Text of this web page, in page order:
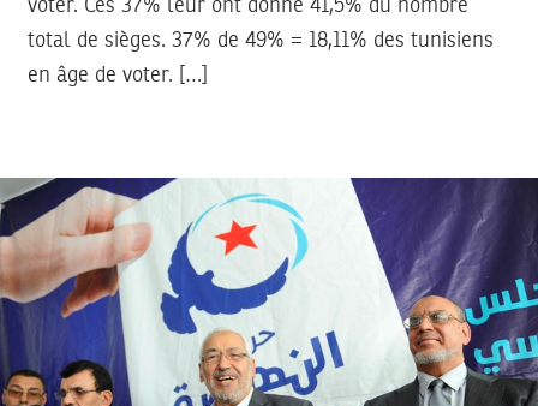
voter. Ces 37% leur ont donné 41,5% du nombre
total de sièges. 37% de 49% = 18,11% des tunisiens
en âge de voter. […]